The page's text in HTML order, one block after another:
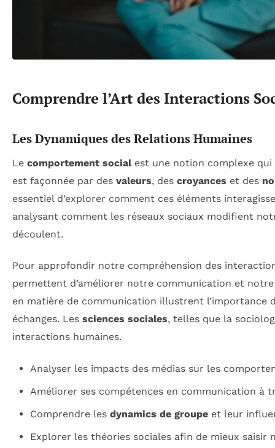
Comprendre l’Art des Interactions
Les Dynamiques des Relations Humaines
Le comportement socialest une notion complexe qui
est façonnée par des valeurs, des croyances et des
essentiel d’explorer comment ces éléments
analysant comment les réseaux sociaux modifient
découlent.
Pour approfondir notre compréhension des
permettent d’améliorer notre communication et
en matière de communication illustrent l’importance
échanges. Les sciences sociales, telles que la
interactions humaines.
Analyser les impacts des médias sur les
Améliorer ses compétences en communication à
Comprendre les dynamics de groupeet leur
Explorer les théories sociales afin de mieux saisir